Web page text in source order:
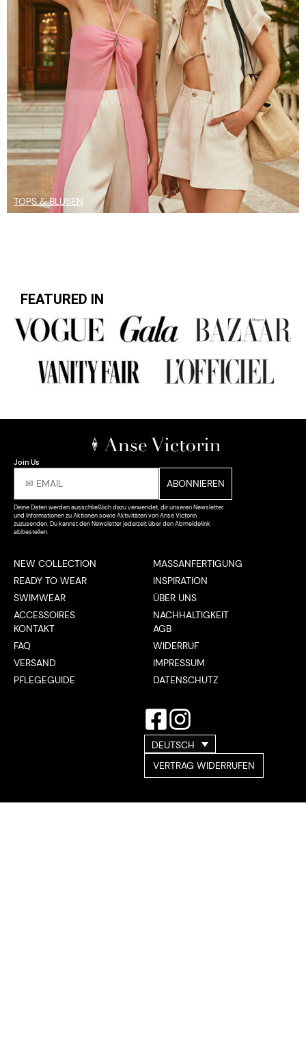
TOPS & BLUSEN
FEATURED IN
Join Us
Deine Daten werden ausschließlich dazu verwendet, dir unseren Newsletter
und Informationen zu Aktionen sowie Aktivitäten von Anse Victorin
zuzusenden. Du kannst den Newsletter jederzeit über den Abmeldelink
abbestellen.
NEW COLLECTION
READY TO WEAR
SWIMWEAR
ACCESSOIRES
MASSANFERTIGUNG
INSPIRATION
ÜBER UNS
NACHHALTIGKEIT
KONTAKT
FAQ
VERSAND
PFLEGEGUIDE
AGB
WIDERRUF
IMPRESSUM
DATENSCHUTZ
DEUTSCH
VERTRAG WIDERRUFEN